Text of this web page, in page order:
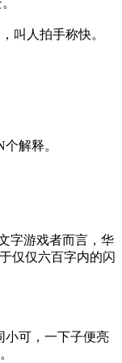
叫人拍手称快。
解释。
字游戏者而言，华
仅仅六百字内的闪
可，一下子便亮